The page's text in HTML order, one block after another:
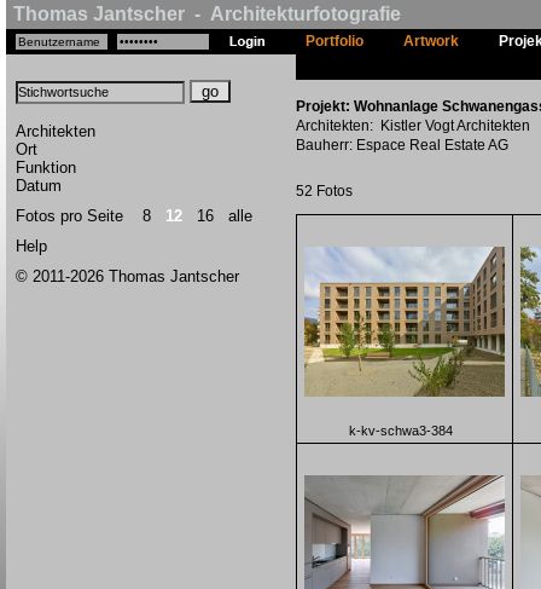
Thomas Jantscher - Architekturfotografie
Architekten
Ort
Funktion
Datum
Fotos pro Seite 8 12 16
alle
Help
© 2011-2026 Thomas Jantscher
Portfolio Artwork
Projekt: Wohnanlage
Architekten: Kistler Vogt Architekten
Bauherr: Espace Real Estate AG
52 Fotos
k-kv-schwa3-384